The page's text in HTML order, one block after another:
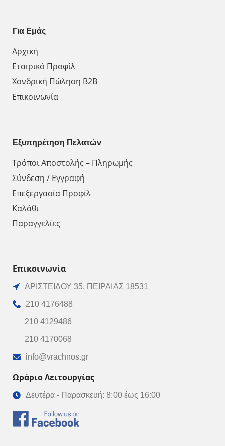
Για Εμάς
Αρχική
Εταιρικό Προφίλ
Χονδρική Πώληση Β2Β
Επικοινωνία
Εξυπηρέτηση Πελατών
Τρόποι Αποστολής – Πληρωμής
Σύνδεση / Εγγραφή
Επεξεργασία Προφίλ
Καλάθι
Παραγγελίες
Επικοινωνία
ΑΡΙΣΤΕΙΔΟΥ 35, ΠΕΙΡΑΙΑΣ 18531
210 4176488
210 4129486
210 4170068
info@vrachnos.gr
Ωράριο Λειτουργίας
Δευτέρα - Παρασκευή: 8:00 έως 16:00